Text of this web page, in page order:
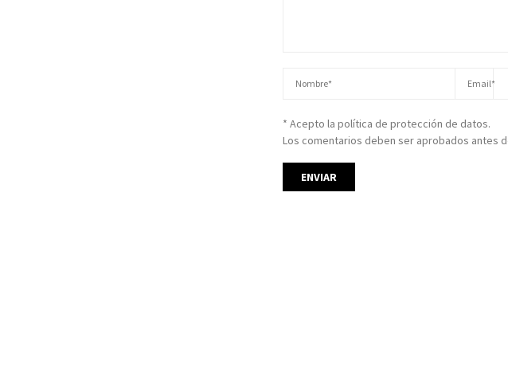
* Acepto la política de protección de datos.
Los comentarios deben ser aprobados antes